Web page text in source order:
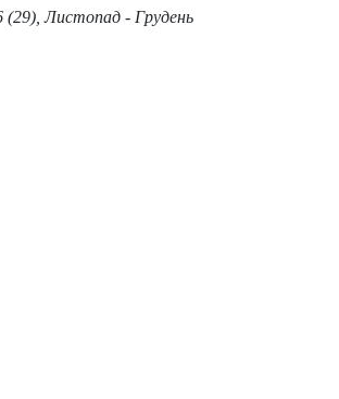
Листопад - Грудень